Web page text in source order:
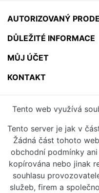
AUTORIZOVANÝ
DŮLEŽITÉ INFORMACE
MŮJ ÚČET
KONTAKT
Tento web využívá
Tento server je jak v
Žádná část tohoto
obchodní podmínky
kopírována nebo jinak
souhlasu
služeb, firem a